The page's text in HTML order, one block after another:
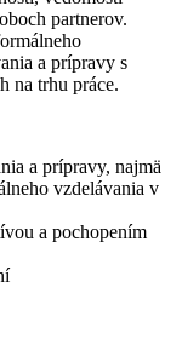
partnerov.
a prípravy s
na trhu práce.
a prípravy, najmä
vzdelávania v
a pochopením